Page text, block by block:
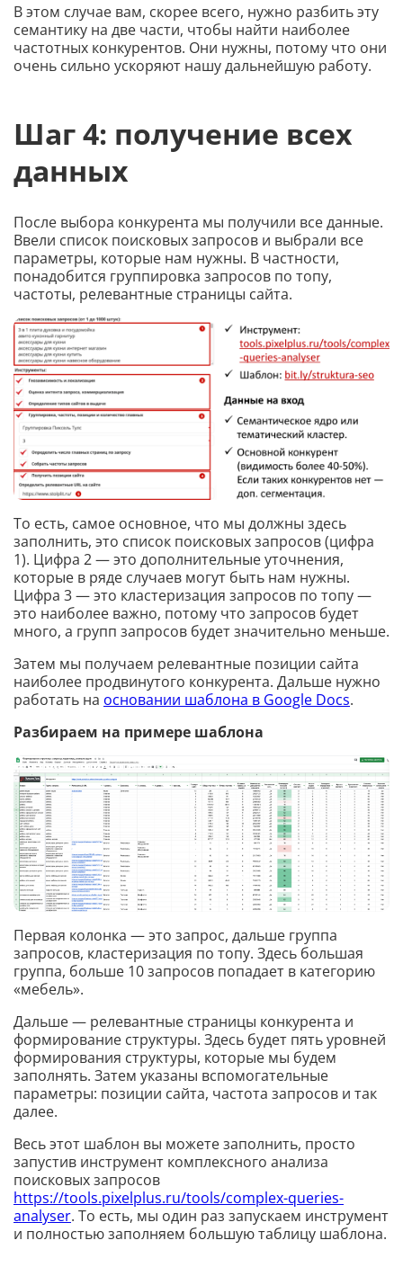
В этом случае вам, скорее всего, нужно разбить эту
семантику на две части, чтобы найти наиболее
частотных конкурентов. Они нужны, потому что они
очень сильно ускоряют нашу дальнейшую работу.
Шаг 4: получение всех
данных
После выбора конкурента мы получили все данные.
Ввели список поисковых запросов и выбрали все
параметры, которые нам нужны. В частности,
понадобится группировка запросов по топу,
частоты, релевантные страницы сайта.
То есть, самое основное, что мы должны здесь
заполнить, это список поисковых запросов (цифра
1). Цифра 2 — это дополнительные уточнения,
которые в ряде случаев могут быть нам нужны.
Цифра 3 — это кластеризация запросов по топу —
это наиболее важно, потому что запросов будет
много, а групп запросов будет значительно меньше.
Затем мы получаем релевантные позиции сайта
наиболее продвинутого конкурента. Дальше нужно
работать на основании шаблона в Google Docs.
Разбираем на примере шаблона
Первая колонка — это запрос, дальше группа
запросов, кластеризация по топу. Здесь большая
группа, больше 10 запросов попадает в категорию
«мебель».
Дальше — релевантные страницы конкурента и
формирование структуры. Здесь будет пять уровней
формирования структуры, которые мы будем
заполнять. Затем указаны вспомогательные
параметры: позиции сайта, частота запросов и так
далее.
Весь этот шаблон вы можете заполнить, просто
запустив инструмент комплексного анализа
поисковых запросов
https://tools.pixelplus.ru/tools/complex-queries-
analyser. То есть, мы один раз запускаем инструмент
и полностью заполняем большую таблицу шаблона.